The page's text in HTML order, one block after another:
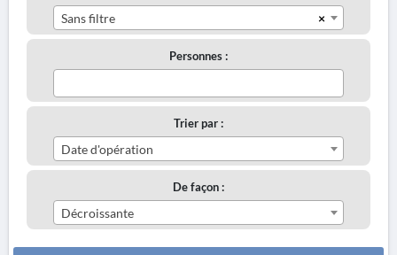
×
Sans filtre
Personnes :
Trier par :
Date d'opération
De façon :
Décroissante